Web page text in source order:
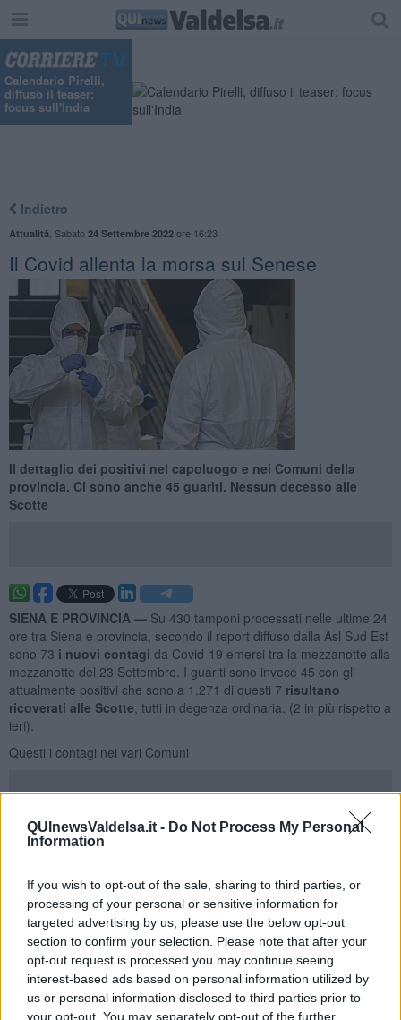
QUInewsValdelsa.it - Do Not Process My Personal
Information
If you wish to opt-out of the sale, sharing to third parties, or
processing of your personal or sensitive information for
targeted advertising by us, please use the below opt-out
section to confirm your selection. Please note that after your
opt-out request is processed you may continue seeing
interest-based ads based on personal information utilized by
us or personal information disclosed to third parties prior to
your opt-out. You may separately opt-out of the further
Calendario Pirelli,
diffuso il teaser:
focus sull'India
Indietro
Attualità Sabato 24 Settembre 2022ore 16:23
Il Covid allenta la morsa sul Senese
Il dettaglio dei positivi nel capoluogo e nei Comuni della
provincia. Ci sono anche 45 guariti. Nessun decesso alle
Scotte
SIENA E PROVINCIA — Su 430 tamponi processati nelle ultime 24
ore tra Siena e provincia, secondo il report diffuso dalla Asl Sud Est
sono 73 i nuovi contagi da Covid-19 emersi tra la mezzanotte alla
mezzanotte del 23 Settembre. I guariti sono invece 45 con gli
attualmente positivi che sono a 1.271 di questi 7 risultano
ricoverati alle Scotte , tutti in degenza ordinaria. (2 in più rispetto a
ieri).
Questi i contagi nei vari Comuni
Comune
Tamponi positivi
Asciano
1
Casole D'Elsa
3
Castellina In Chianti
1
Cetona
2
Chianciano Terme
1
Chiusi
4
Colle Di Val D'Elsa
7